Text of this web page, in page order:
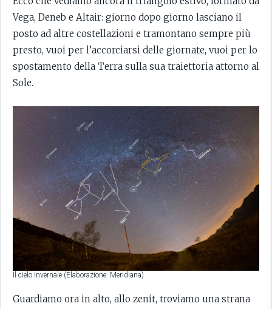
Vega, Deneb e Altair: giorno dopo giorno lasciano il
posto ad altre costellazioni e tramontano sempre più
presto, vuoi per l’accorciarsi delle giornate, vuoi per lo
spostamento della Terra sulla sua traiettoria attorno al
Sole.
Il cielo invernale (Elaborazione: Meridiana)
Guardiamo ora in alto, allo zenit, troviamo una strana